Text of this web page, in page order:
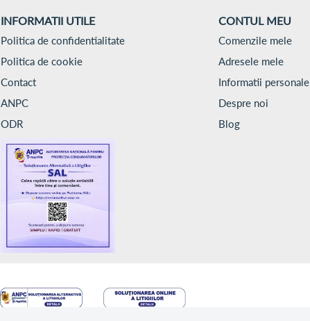
INFORMATII UTILE
Politica de confidentialitate
Politica de cookie
Contact
ANPC
ODR
CONTUL MEU
Comenzile mele
Adresele mele
Informatii personale
Despre noi
Blog